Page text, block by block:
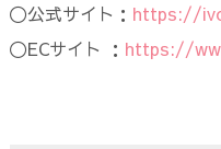
〇公式サイト： https://
〇ECサイト ： https://